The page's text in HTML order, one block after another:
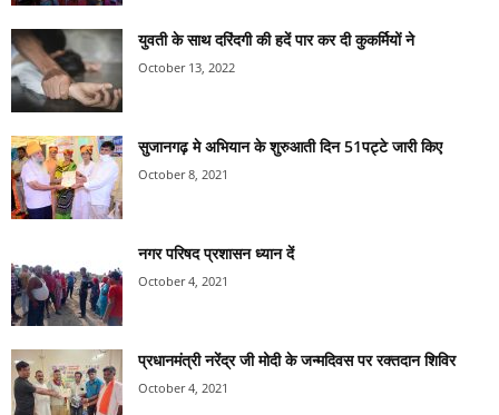
युवती के साथ दरिंदगी की हदें पार कर दी कुकर्मियों ने
October 13, 2022
सुजानगढ़ मे अभियान के शुरुआती दिन 51पट्टे जारी किए
October 8, 2021
नगर परिषद प्रशासन ध्यान दें
October 4, 2021
प्रधानमंत्री नरेंद्र जी मोदी के जन्मदिवस पर रक्तदान शिविर
October 4, 2021